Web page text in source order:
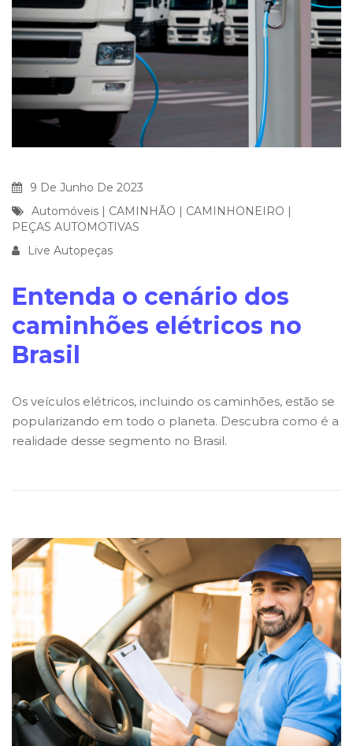
9 De Junho De 2023
Automóveis | CAMINHÃO | CAMINHONEIRO |
PEÇAS AUTOMOTIVAS
Live Autopeças
Entenda o cenário dos
caminhões elétricos no
Brasil
Os veículos elétricos, incluindo os caminhões, estão se
popularizando em todo o planeta. Descubra como é a
realidade desse segmento no Brasil.